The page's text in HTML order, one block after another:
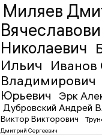
Миляев
Николаевич
Ильич
Иванов
Владимирович
Юрьевич
Эрк
Дубровский Андрей
Виктор Викторович
Дмитрий Сергеевич